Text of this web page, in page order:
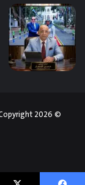
© Copyright 2026, جميع الحقوق محفوظة | تصميم